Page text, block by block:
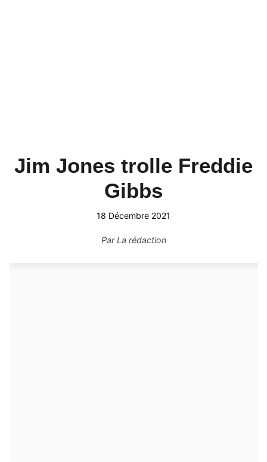
Jim Jones trolle Freddie
Gibbs
18 Décembre 2021
ParLa rédaction